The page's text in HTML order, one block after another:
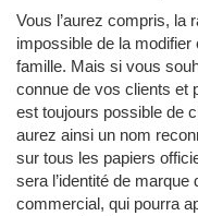
Vous l’aurez compris, la
impossible de la
famille. Mais si vous
connue de vos clients et
est toujours possible de
aurez ainsi un nom
sur tous les papiers
sera l’identité de
commercial, qui pourra